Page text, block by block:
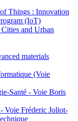
Things : Innovation
(IoT)
and Urban
materials
(Voie
Santé - Voie Boris
Voie Fréderic Joliot-